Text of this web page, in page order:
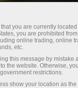
FOREX –
Pengeluaran wang
you are currently
you are prohibited
online trading, online
etc.
this message by mistake
the website. Otherwise,
restrictions.
show your location as the